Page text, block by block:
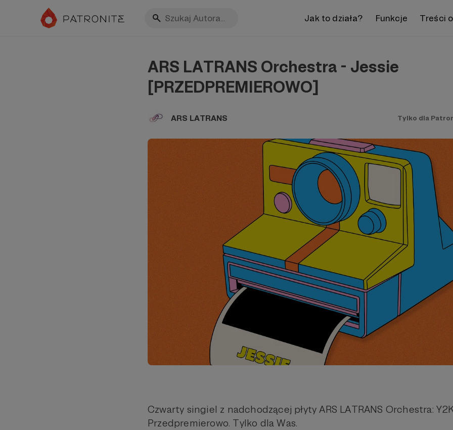
Jak to działa? Funkcje Treści
ARS LATRANS Orchestra - Jessie
[PRZEDPREMIEROWO]
ARS LATRANS Tylko dla
Czwarty singiel z nadchodzącej płyty ARS LATRANS Orchestra:
Przedpremierowo. Tylko dla Was.